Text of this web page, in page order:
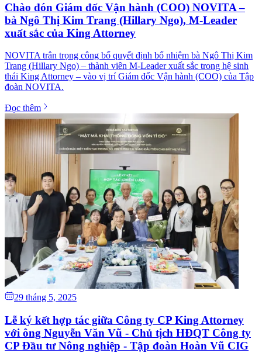
Chào đón Giám đốc Vận hành (COO) NOVITA –
bà Ngô Thị Kim Trang (Hillary Ngo), M-Leader
xuất sắc của King Attorney
NOVITA trân trọng công bố quyết định bổ nhiệm bà Ngô Thị Kim
Trang (Hillary Ngo) – thành viên M-Leader xuất sắc trong hệ sinh
thái King Attorney – vào vị trí Giám đốc Vận hành (COO) của Tập
đoàn NOVITA.
Đọc thêm
29 tháng 5, 2025
Lễ ký kết hợp tác giữa Công ty CP King Attorney
với ông Nguyễn Văn Vũ - Chủ tịch HĐQT Công ty
CP Đầu tư Nông nghiệp - Tập đoàn Hoàn Vũ CIG